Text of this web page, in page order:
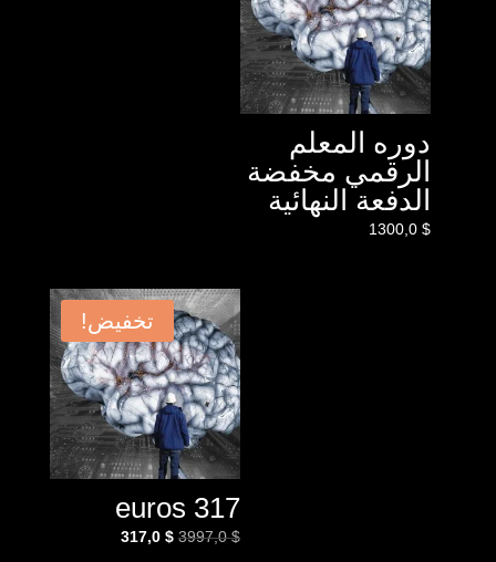
دوره المعلم
الرقمي مخفضة
الدفعة النهائية
1300,0 $
تخفيض!
317 euros
3997,0$
السعر
317,0 $
السعر